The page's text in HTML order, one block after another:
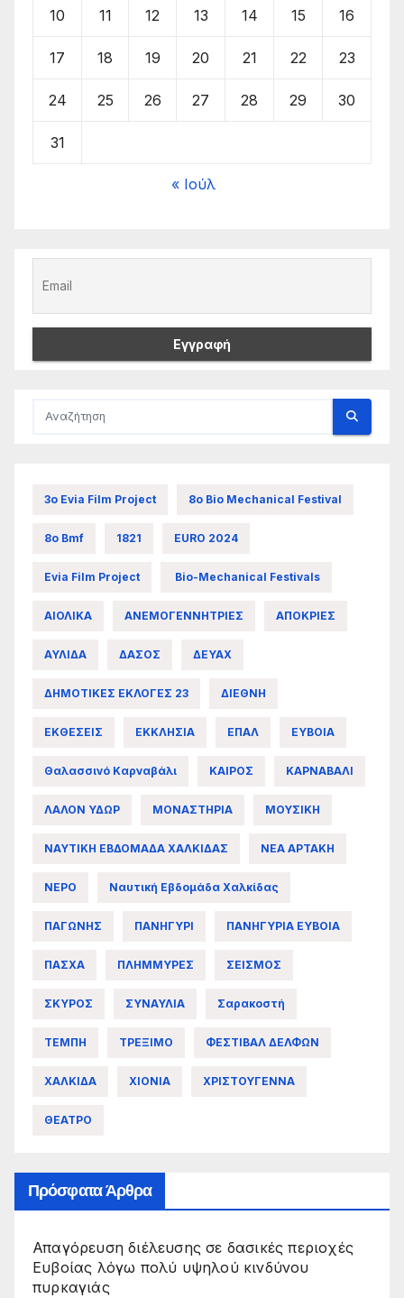
10 11 12 13 14 15 16
17 18 19 20 21 22 23
24 25 26 27 28 29 30
31
« Ιούλ
3ο Evia Film Project 8ο Bio Mechanical Festival
8ο Bmf 1821 EURO 2024
Evia Film Project Bio-Mechanical Festivals
ΑΙΟΛΙΚΑ ΑΝΕΜΟΓΕΝΝΗΤΡΙΕΣ ΑΠΟΚΡΙΕΣ
ΑΥΛΙΔΑ ΔΑΣΟΣ ΔΕΥΑΧ
ΔΗΜΟΤΙΚΕΣ ΕΚΛΟΓΕΣ 23 ΔΙΕΘΝΗ
ΕΚΘΕΣΕΙΣ ΕΚΚΛΗΣΙΑ ΕΠΑΛ ΕΥΒΟΙΑ
Θαλασσινό Καρναβάλι ΚΑΙΡΟΣ ΚΑΡΝΑΒΑΛΙ
ΛΑΛΟΝ ΥΔΩΡ ΜΟΝΑΣΤΗΡΙΑ ΜΟΥΣΙΚΗ
ΝΑΥΤΙΚΗ ΕΒΔΟΜΑΔΑ ΧΑΛΚΙΔΑΣ ΝΕΑ ΑΡΤΑΚΗ
ΝΕΡΟ Ναυτική Εβδομάδα Χαλκίδας
ΠΑΓΩΝΗΣ ΠΑΝΗΓΥΡΙ ΠΑΝΗΓΥΡΙΑ ΕΥΒΟΙΑ
ΠΑΣΧΑ ΠΛΗΜΜΥΡΕΣ ΣΕΙΣΜΟΣ
ΣΚΥΡΟΣ ΣΥΝΑΥΛΙΑ Σαρακοστή
ΤΕΜΠΗ ΤΡΕΞΙΜΟ ΦΕΣΤΙΒΑΛ ΔΕΛΦΩΝ
ΧΑΛΚΙΔΑ ΧΙΟΝΙΑ ΧΡΙΣΤΟΥΓΕΝΝΑ
ΘΕΑΤΡΟ
Πρόσφατα Άρθρα
Απαγόρευση διέλευσης σε δασικές περιοχές
Ευβοίας λόγω πολύ υψηλού κινδύνου
πυρκαγιάς